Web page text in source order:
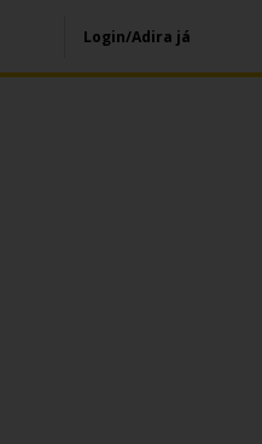
Login/Adira já